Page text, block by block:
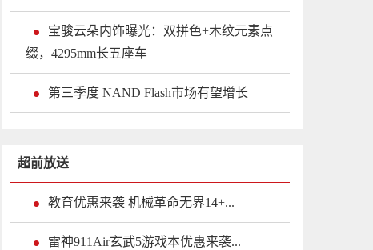
宝骏云朵内饰曝光：双拼色+木纹元素点
缀，4295mm长五座车
第三季度 NAND Flash市场有望增长
超前放送
教育优惠来袭 机械革命无界14+...
雷神911Air玄武5游戏本优惠来袭...